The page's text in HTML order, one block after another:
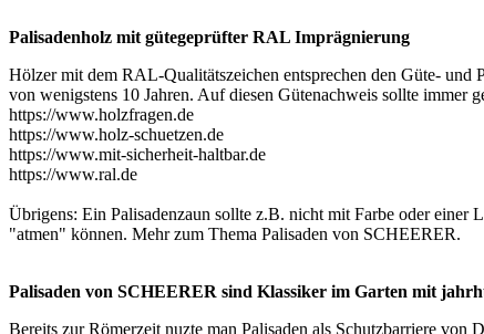
Palisadenholz mit gütegeprüfter RAL Imprägnierung
Hölzer mit dem RAL-Qualitätszeichen entsprechen den Güte- und
von wenigstens 10 Jahren. Auf diesen Gütenachweis sollte immer
https://www.holzfragen.de
https://www.holz-schuetzen.de
https://www.mit-sicherheit-haltbar.de
https://www.ral.de
Übrigens: Ein Palisadenzaun sollte z.B. nicht mit Farbe oder einer
"atmen" können. Mehr zum Thema Palisaden von SCHEERER.
Palisaden von SCHEERER sind Klassiker im Garten mit
Bereits zur Römerzeit nuzte man Palisaden als Schutzbarriere